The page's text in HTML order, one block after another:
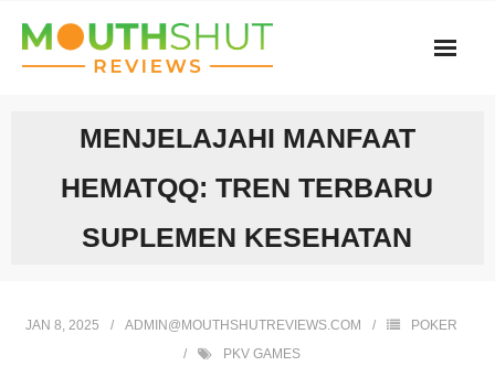
MENJELAJAHI MANFAAT
HEMATQQ: TREN TERBARU
SUPLEMEN KESEHATAN
JAN 8, 2025 ADMIN@MOUTHSHUTREVIEWS.COM
POKER
PKV GAMES